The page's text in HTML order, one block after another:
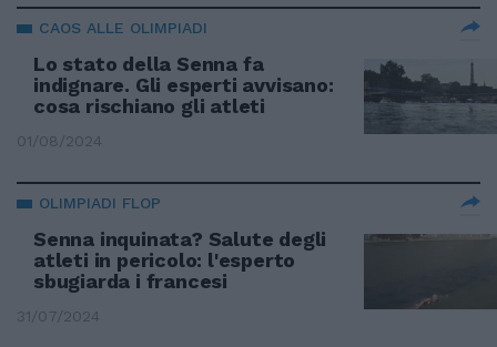
CAOS ALLE OLIMPIADI
Lo stato della Senna fa
indignare. Gli esperti avvisano:
cosa rischiano gli atleti
01/08/2024
OLIMPIADI FLOP
Senna inquinata? Salute degli
atleti in pericolo: l'esperto
sbugiarda i francesi
31/07/2024